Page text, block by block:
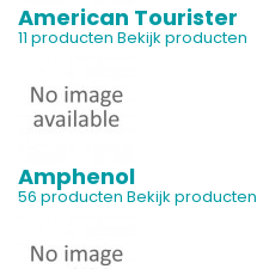
American Tourister
11 producten Bekijk producten
Amphenol
56 producten Bekijk producten